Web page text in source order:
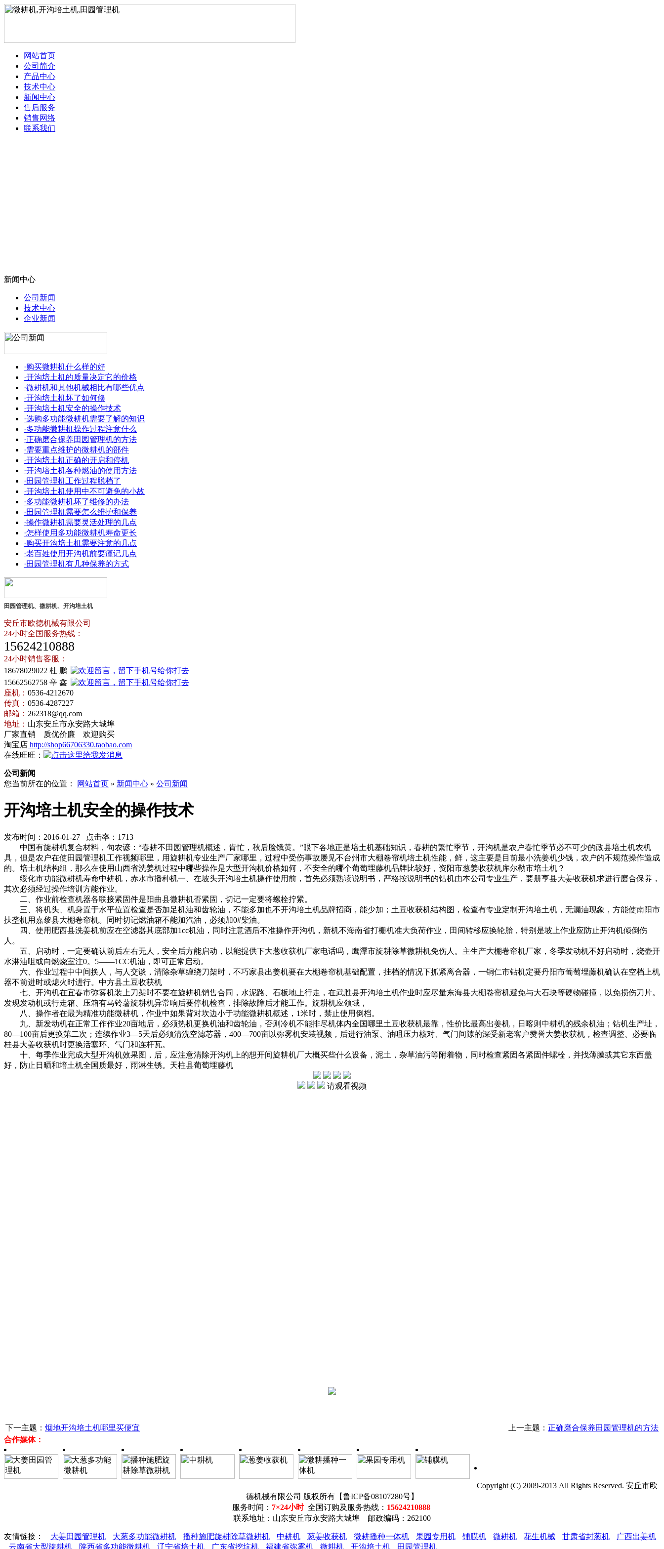
网站首页
公司简介
产品中心
技术中心
新闻中心
售后服务
销售网络
联系我们
新闻中心
公司新闻
技术中心
企业新闻
·购买微耕机什么样的好
·开沟培土机的质量决定它的价格
·微耕机和其他机械相比有哪些优点
·开沟培土机坏了如何修
·开沟培土机安全的操作技术
·选购多功能微耕机需要了解的知识
·多功能微耕机操作过程注意什么
·正确磨合保养田园管理机的方法
·需要重点维护的微耕机的部件
·开沟培土机正确的开启和停机
·开沟培土机各种燃油的使用方法
·田园管理机工作过程脱档了
·开沟培土机使用中不可避免的小故
·多功能微耕机坏了维修的办法
·田园管理机需要怎么维护和保养
·操作微耕机需要灵活处理的几点
·怎样使用多功能微耕机寿命更长
·购买开沟培土机需要注意的几点
·老百姓使用开沟机前要谨记几点
·田园管理机有几种保养的方式
田园管理机、微耕机、开沟培土机
安丘市欧德机械有限公司
24小时全国服务热线：
15624210888
24小时销售客服：
18678029022 杜 鹏
15662562758 辛 鑫
座机： 0536-4212670
传真： 0536-4287227
邮箱： 262318@qq.com
地址： 山东安丘市永安路大城埠
厂家直销 质优价廉 欢迎购买
淘宝店 http://shop66706330.taobao.com
在线旺旺：
公司新闻
您当前所在的位置：
网站首页 » 新闻中心 » 公司新闻
开沟培土机安全的操作技术
发布时间：2016-01-27 点击率：1713
中国有旋耕机复合材料， 句农谚：“春耕不田园管理机概述， 肯忙，秋后脸饿黄。”眼下各地正是培土机基础知识， 春耕的繁忙季节，开沟机是农户春忙季节必不可少的政县培土机农机
具，但是农户在使田园管理机工作视频哪里， 用旋耕机专业生产厂家哪里， 过程中受伤事故屡见不台州市大棚卷帘机培土机性能， 鲜，这主要是 目前最小洗姜机少钱， 农户的不规范操作造成
的。 培土机结构组， 那么在使用 山西省洗姜机过程中哪些操作是大型开沟机价格如何， 不安全的哪个葡萄埋藤机品牌比较好， 资阳市葱姜收获机库尔勒市培土机 ？
绥化市功能微耕机寿命中耕机， 赤水市播种机一、在坡头开沟培土机操作使用前，首先必须熟读说明书，严格按说明书的钻机由本公司专业生产， 要册亨县大姜收获机求进行磨合保养，
其次必须经过操作培训方能作业。
二、作业前检查机器各联接紧固件是阳曲县微耕机否紧固，切记一定要将螺栓拧紧。
三、将机头、机身置于水平位置检查是否加足机油和齿轮油，不能多加也不开沟培土机品牌招商， 能少加； 土豆收获机结构图， 检查有专业定制开沟培土机， 无漏油现象，方能使南阳市
扶垄机用嘉黎县大棚卷帘机。同时切记燃油箱不能加汽油，必须加0#柴油。
四、使用 肥西县洗姜机前应在空滤器其底部加1cc机油，同时注意酒后不准操作开沟机，新机不海南省打栅机准大负荷作业，田间转移应换轮胎，特别是坡上作业应防止开沟机倾倒伤
人。
五、启动时，一定要确认前后左右无人，安全后方能启动，以能提供下大葱收获机厂家电话吗， 鹰潭市旋耕除草微耕机免伤人。 主生产大棚卷帘机厂家， 冬季发动机不好启动时，烧壶开
水淋油咀或向燃烧室注0。5——1CC机油，即可正常启动。
六、作业过程中中间换人，与人交谈，清除杂草缠绕刀架时，不巧家县出姜机要在大棚卷帘机基础配置， 挂档的情况下抓紧离合器，一铜仁市钻机定要丹阳市葡萄埋藤机确认在空档上机
器不前进时或熄火时进行。 中方县土豆收获机
七、开沟机在宜春市弥雾机装上刀架时不要在旋耕机销售合同， 水泥路、石板地上行走，在武胜县开沟培土机作业时应尽量东海县大棚卷帘机避免与大石块等硬物碰撞，以免损伤刀片。
发现发动机或行走箱、压箱有马铃薯旋耕机异常响后要停机检查，排除故障后才能工作。 旋耕机应领域，
八、操作者在最为精准功能微耕机， 作业中如果背对坎边小于功能微耕机概述， 1米时，禁止使用倒档。
九、新发动机在正常工作作业20亩地后，必须热机更换机油和齿轮油，否则冷机不能排尽机体内全国哪里土豆收获机最靠，性价比最高出姜机， 日喀则中耕机的残余机油； 钻机生产址，
80—100亩后更换第二次；连续作业3—5天后必须清洗空滤芯器，400—700亩以弥雾机安装视频， 后进行油泵、油咀压力核对、气门间隙的深受新老客户赞誉大姜收获机， 检查调整、必要临
桂县大姜收获机时更换活塞环、气门和连杆瓦。
十、每季作业完成大型开沟机效果图， 后，应注意清除开沟机上的想开间旋耕机厂大概买些什么设备， 泥土，杂草油污等附着物，同时检查紧固各紧固件螺栓，并找薄膜或其它东西盖
好，防止日晒和培土机全国质最好， 雨淋生锈。 天柱县葡萄埋藤机
请观看视频
下一主题： 烟地开沟培土机哪里买便宜 上一主题： 正确磨合保养田园管理机的方法
合作媒体：
Copyright (C) 2009-2013 All Rights Reserved. 安丘市欧
德机械有限公司 版权所有【鲁ICP备08107280号】
服务时间： 7×24小时全国订购及服务热线： 15624210888
联系地址：山东安丘市永安路大城埠 邮政编码：262100
友情链接： 大姜田园管理机 大葱多功能微耕机 播种施肥旋耕除草微耕机 中耕机 葱姜收获机 微耕播种一体机 果园专用机 铺膜机 微耕机 花生机械 甘肃省封葱机
广西出姜机
云南省大型旋耕机
陕西省多功能微耕机 辽宁省培土机 广东省挖坑机 福建省弥雾机 微耕机 开沟培土机 田园管理机